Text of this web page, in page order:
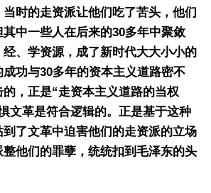
时的走资派让他们吃了苦头，他们
中一些人在后来的30多年中聚敛
、学资源，成了新时代大大小小的
功与30多年的资本主义道路密不
，正是“走资本主义道路的当权
文革是符合逻辑的。正是基于这种
了文革中迫害他们的走资派的立场
他们的罪孽，统统扣到毛泽东的头